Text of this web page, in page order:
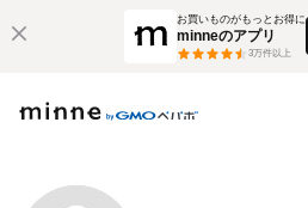
お買いものがもっとお得に
minneのアプリ
3万件以上